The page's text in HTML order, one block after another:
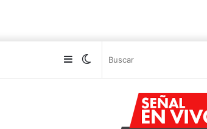
Switch
Sidebar